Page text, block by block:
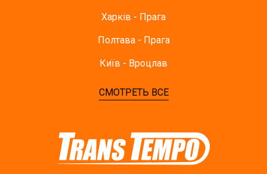
Харків - Прага
Полтава - Прага
Київ - Вроцлав
СМОТРЕТЬ ВСЕ